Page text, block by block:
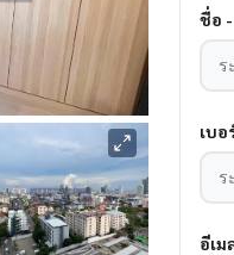
ชื่อ
เบ
อีเม